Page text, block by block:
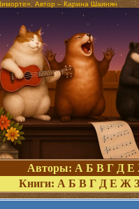
Автор – Карина Шаинян
Авторы: А Б В Г Д Е
Книги: А Б В Г Д Е Ж З